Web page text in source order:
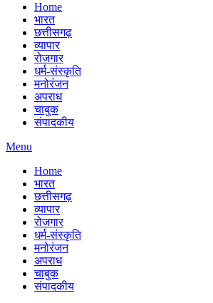
Home
भारत
छत्तीसगढ़
व्यापार
रोजगार
धर्म-संस्कृति
मनोरंजन
अपराध
चाबुक
संपादकीय
Menu
Home
भारत
छत्तीसगढ़
व्यापार
रोजगार
धर्म-संस्कृति
मनोरंजन
अपराध
चाबुक
संपादकीय